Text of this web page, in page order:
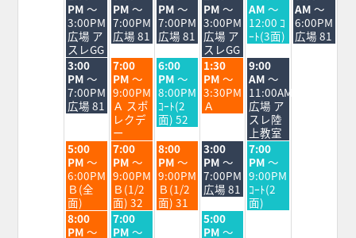
2026
2026
2026
2026
2026
2026
曜
日,
7
月
28th
2026
PM ～
3:00PM
広場 ア
スレGG
曜
日,
7
月
29th
2026
PM ～
7:00PM
広場 81
曜
日,
7
月
30th
2026
PM ～
7:00PM
広場 81
曜
日,
7
月
31st
2026
PM ～
3:00PM
広場 ア
スレGG
曜
日,
8
月
1st
2026
AM ～
12:00 ｺ
ｰﾄ(3面)
曜
日,
8
月
AM ～
6:00PM
広場 81
火
曜
日,
7
月
2026
3:00
PM ～
7:00PM
広場 81
水
曜
日,
7
月
29th
2026
7:00
PM ～
9:00PM
Ａ スポ
レクデ
ー
木
曜
日,
7
月
30th
2026
6:00
PM ～
8:00PM
ｺｰﾄ(2
面) 52
金
曜
日,
7
月
2026
1:30
PM ～
3:30PM
Ａ
土
曜
日,
8
月
1st
2026
9:00
AM ～
11:00AM
広場 ア
スレ陸
上教室
火
曜
日,
7
月
28th
2026
5:00
PM ～
6:00PM
Ｂ(全
面)
水
曜
日,
7
月
29th
2026
7:00
PM ～
9:00PM
Ｂ(1/2
面) 32
木
曜
日,
7
月
30th
8:00
PM ～
9:00PM
Ｂ(1/2
面) 31
金
曜
日,
7
月
31st
2026
3:00
PM ～
7:00PM
広場 81
土
曜
日,
8
月
1st
7:00
PM ～
9:00PM
ｺｰﾄ(2
面)
火
曜
8:00
PM ～
水
曜
7:00
PM ～
金
曜
5:00
PM ～